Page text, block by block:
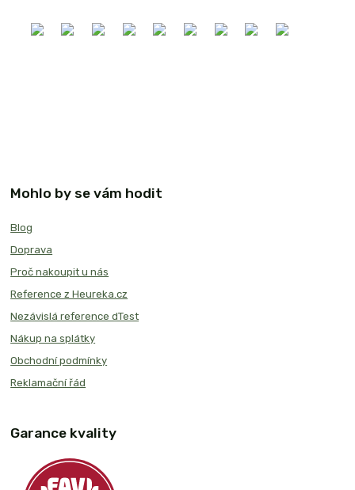
Mohlo by se vám hodit
Blog
Doprava
Proč nakoupit u nás
Reference z Heureka.cz
Nezávislá reference dTest
Nákup na splátky
Obchodní podmínky
Reklamační řád
Garance kvality